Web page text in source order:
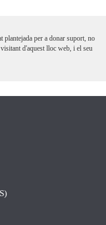
per a donar suport, no
d'aquest lloc web, i el seu